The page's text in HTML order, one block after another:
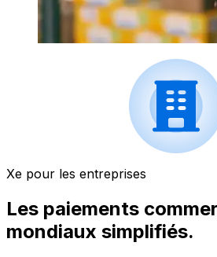
Xe pour les entreprises
Les paiements
mondiaux simplifiés.